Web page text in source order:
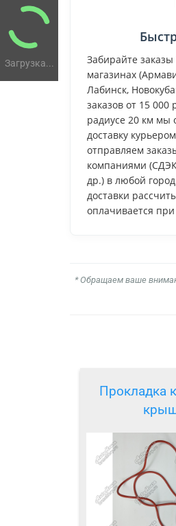
Загрузка...
Забирайте
магазинах
Лабинск,
заказов от 15 000
радиусе 20 км мы
доставку
отправляем
компаниями
др.) в любой
доставки
оплачивается
* Обращаем ваше
Прокладка